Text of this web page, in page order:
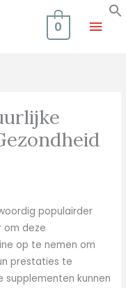
Main
0
populairder
om deze
op te nemen om
prestaties te
kunnen